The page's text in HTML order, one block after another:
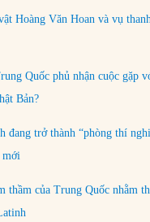
Hoàng Văn Hoan và vụ
Quốc phủ nhận cuộc gặp
Bản?
đang trở thành “phòng thí
mới
thầm của Trung Quốc nhằm